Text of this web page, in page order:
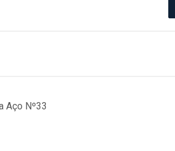
Aço Nº33